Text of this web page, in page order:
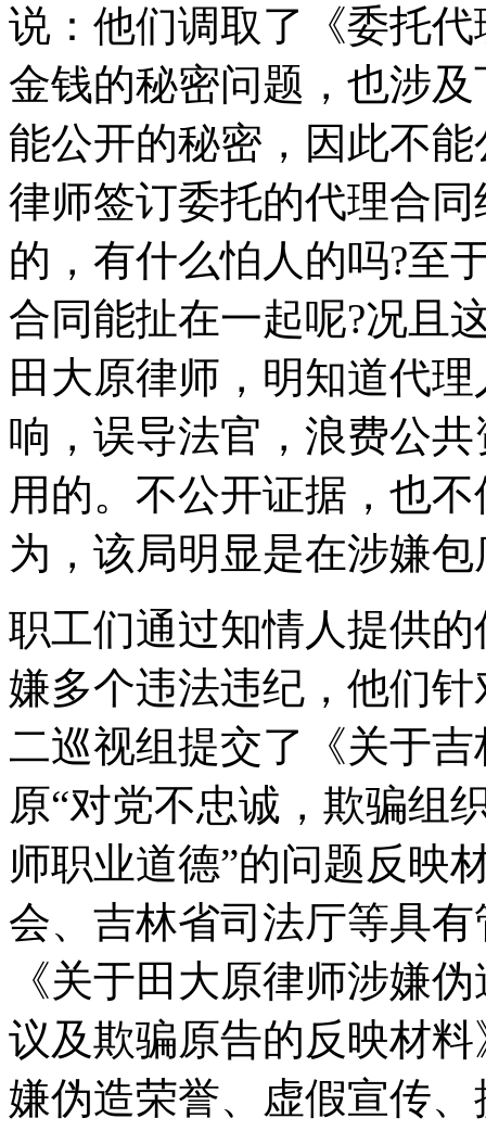
说：他们调取了《委托
金钱的秘密问题，也涉
能公开的秘密，因此不
律师签订委托的代理合
的，有什么怕人的吗?至
合同能扯在一起呢?况且
田大原律师，明知道代
响，误导法官，浪费公
用的。不公开证据，也
为，该局明显是在涉嫌
职工们通过知情人提供
嫌多个违法违纪，他们
二巡视组提交了《关于
原“对党不忠诚，欺骗组
师职业道德”的问题反映
会、吉林省司法厅等具
《关于田大原律师涉嫌
议及欺骗原告的反映材
嫌伪造荣誉、虚假宣传